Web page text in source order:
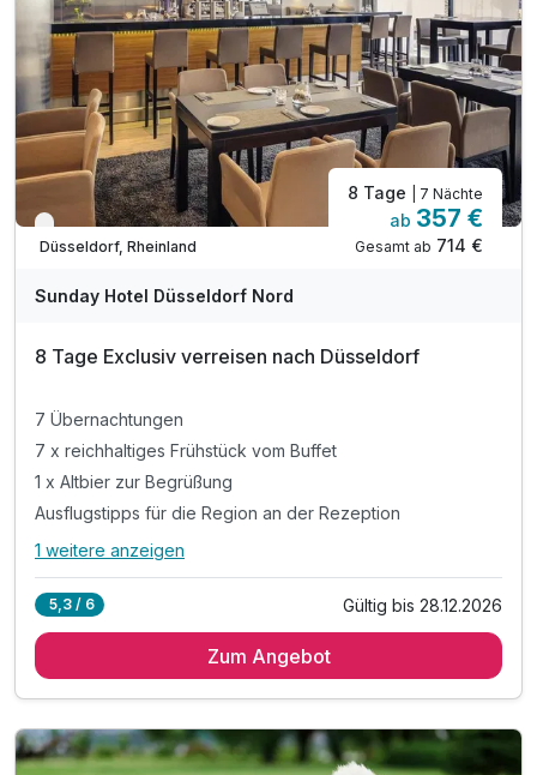
Verfügbar bis Dezember
Düsseldorf, Rheinland
8 Tage | 7 Nächte
ab 357 €
Gesamt ab 714 €
Sunday Hotel Düsseldorf Nord
8 Tage Exclusiv verreisen nach Düsseldorf
7 Übernachtungen
7 x reichhaltiges Frühstück vom Buffet
1 x Altbier zur Begrüßung
Ausflugstipps für die Region an der Rezeption
Alle Inklusivleistungen
7 x reichhaltiges Frühstück vom Buffet
WLAN im Hotel
1 weitere anzeigen
5,3 / 6 Gültig bis 28.12.2026
Zum Angebot